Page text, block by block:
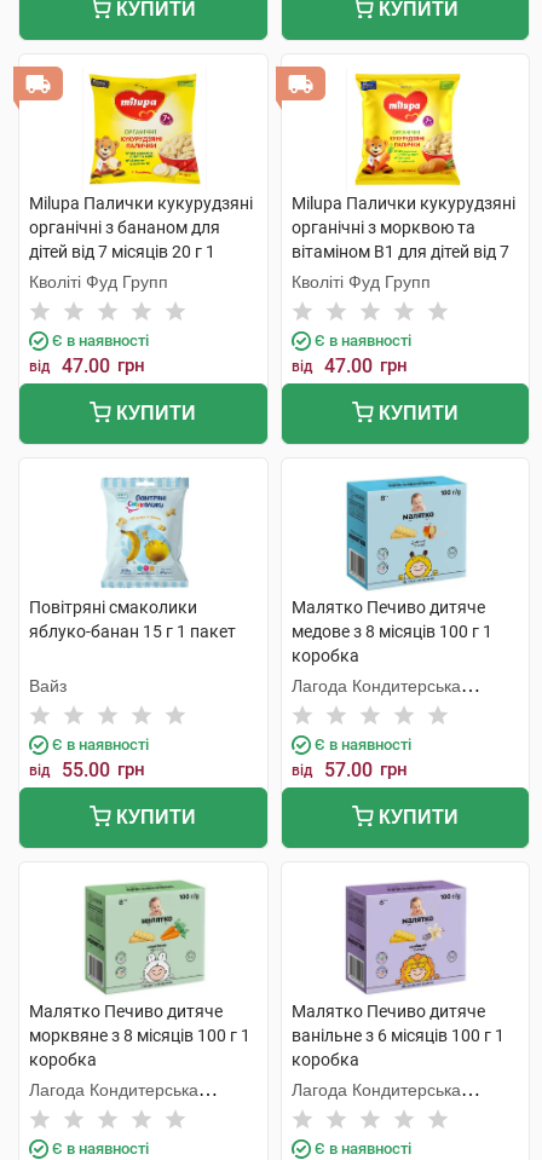
КУПИТИ КУПИТИ
Milupa Палички кукурудзяні
органічні з бананом для
дітей від 7 місяців 20 г 1
пакет
Кволіті Фуд Групп
Є в наявності
від 47.00 грн
КУПИТИ
Milupa Палички кукурудзяні
органічні з морквою та
вітаміном В1 для дітей від 7
місяців 20 г 1 пакет
Кволіті Фуд Групп
Є в наявності
від 47.00 грн
КУПИТИ
Повітряні смаколики
яблуко-банан 15 г 1 пакет
Вайз
Є в наявності
від 55.00 грн
КУПИТИ
Малятко Печиво дитяче
медове з 8 місяців 100 г 1
коробка
Лагода Кондитерська
Фабрика
Є в наявності
від 57.00 грн
КУПИТИ
Малятко Печиво дитяче
морквяне з 8 місяців 100 г 1
коробка
Лагода Кондитерська
Фабрика
Є в наявності
Малятко Печиво дитяче
ванільне з 6 місяців 100 г 1
коробка
Лагода Кондитерська
Фабрика
Є в наявності